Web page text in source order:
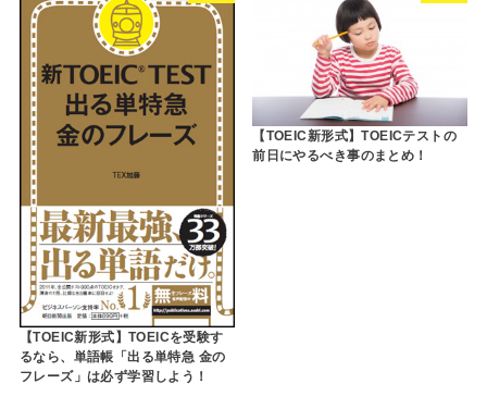
【TOEIC新形式】TOEICを受験す
るなら、単語帳「出る単特急 金の
フレーズ」は必ず学習しよう！
【TOEIC新形式】TOEICテストの
前日にやるべき事のまとめ！